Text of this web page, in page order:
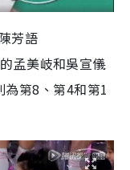
芳語
孟美岐和吳宣儀
第8、第4和第1